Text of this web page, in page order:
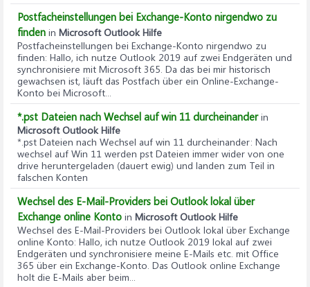
Postfacheinstellungen bei Exchange-Konto nirgendwo zu
finden in Microsoft Outlook Hilfe
Postfacheinstellungen bei Exchange-Konto nirgendwo zu
finden: Hallo, ich nutze Outlook 2019 auf zwei Endgeräten und
synchronisiere mit Microsoft 365. Da das bei mir historisch
gewachsen ist, läuft das Postfach über ein Online-Exchange-
Konto bei Microsoft...
*.pst Dateien nach Wechsel auf win 11 durcheinanderin
Microsoft Outlook Hilfe
*.pst Dateien nach Wechsel auf win 11 durcheinander: Nach
wechsel auf Win 11 werden pst Dateien immer wider von one
drive heruntergeladen (dauert ewig) und landen zum Teil in
falschen Konten
Wechsel des E-Mail-Providers bei Outlook lokal über
Exchange online Konto in Microsoft Outlook Hilfe
Wechsel des E-Mail-Providers bei Outlook lokal über Exchange
online Konto: Hallo, ich nutze Outlook 2019 lokal auf zwei
Endgeräten und synchronisiere meine E-Mails etc. mit Office
365 über ein Exchange-Konto. Das Outlook online Exchange
holt die E-Mails aber beim...